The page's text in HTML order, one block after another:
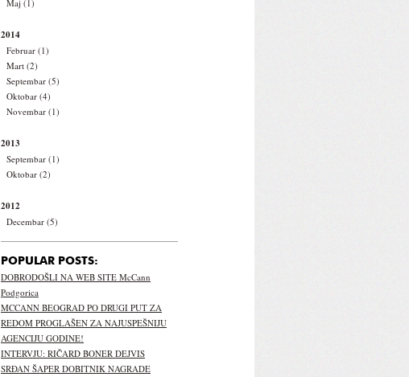
Maj (1)
2014
Februar (1)
Mart (2)
Septembar (5)
Oktobar (4)
Novembar (1)
2013
Septembar (1)
Oktobar (2)
2012
Decembar (5)
POPULAR POSTS:
DOBRODOŠLI NA WEB SITE McCann
Podgorica
MCCANN BEOGRAD PO DRUGI PUT ZA
REDOM PROGLAŠEN ZA NAJUSPEŠNIJU
AGENCIJU GODINE!
INTERVJU: RIČARD BONER DEJVIS
SRĐAN ŠAPER DOBITNIK NAGRADE